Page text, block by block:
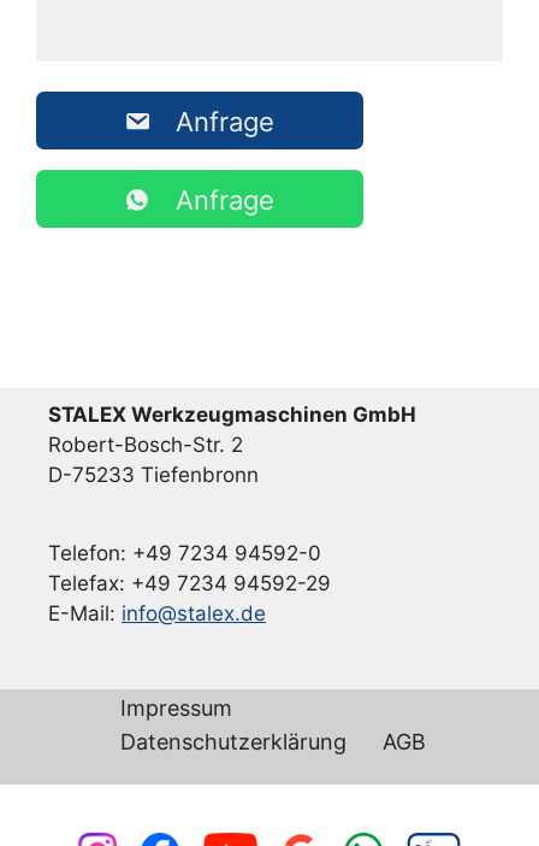
Anfrage
Anfrage
STALEX Werkzeugmaschinen GmbH
Robert-Bosch-Str. 2
D-75233 Tiefenbronn
Telefon: +49 7234 94592-0
Telefax: +49 7234 94592-29
E-Mail: info@stalex.de
Impressum
Datenschutzerklärung
AGB